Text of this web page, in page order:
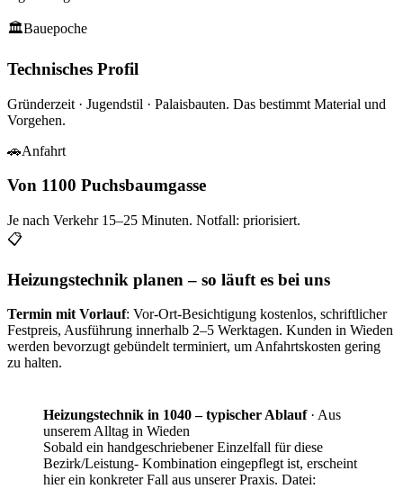
🏛Bauepoche
Technisches Profil
Gründerzeit · Jugendstil · Palaisbauten. Das bestimmt Material und
Vorgehen.
🚗Anfahrt
Von 1100 Puchsbaumgasse
Je nach Verkehr 15–25 Minuten. Notfall: priorisiert.
📋
Heizungstechnik planen – so läuft es bei uns
Termin mit Vorlauf: Vor-Ort-Besichtigung kostenlos, schriftlicher
Festpreis, Ausführung innerhalb 2–5 Werktagen. Kunden in Wieden
werden bevorzugt gebündelt terminiert, um Anfahrtskosten gering
zu halten.
Heizungstechnik in 1040 – typischer Ablauf· Aus
unserem Alltag in Wieden
Sobald ein handgeschriebener Einzelfall für diese
Bezirk/Leistung- Kombination eingepflegt ist, erscheint
hier ein konkreter Fall aus unserer Praxis. Datei: